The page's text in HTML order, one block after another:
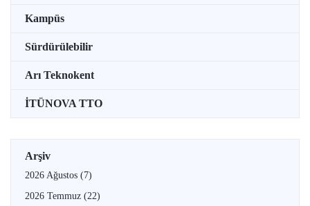
Kampüs
Sürdürülebilir
Arı Teknokent
İTÜNOVA TTO
Arşiv
2026 Ağustos (7)
2026 Temmuz (22)